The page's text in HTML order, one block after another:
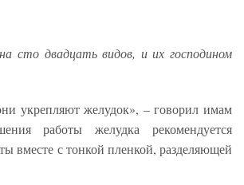
сто двадцать видов, и их господином
укрепляют желудок», – говорил имам
работы желудка рекомендуется
вместе с тонкой пленкой, разделяющей